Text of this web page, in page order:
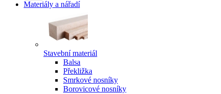
Materiály a nářadí
Stavební materiál
Balsa
Překližka
Smrkové nosníky
Borovicové nosníky